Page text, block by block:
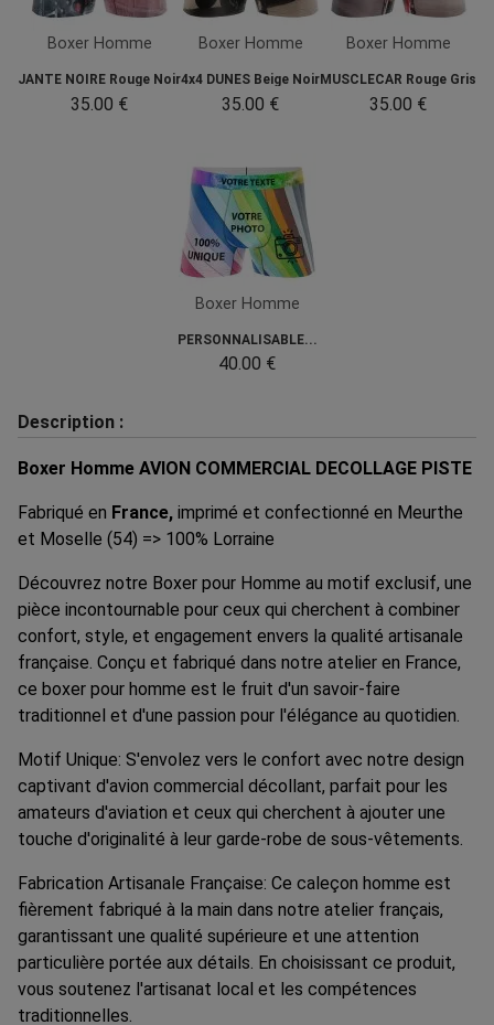
Boxer Homme
JANTE NOIRE Rouge Noir
35.00 €
Boxer Homme
4x4 DUNES Beige Noir
35.00 €
Boxer Homme
MUSCLECAR Rouge Gris
35.00 €
Boxer Homme
PERSONNALISABLE...
40.00 €
Description :
Boxer Homme AVION COMMERCIAL DECOLLAGE PISTE
Fabriqué en France, imprimé et confectionné en Meurthe
et Moselle (54) => 100% Lorraine
Découvrez notre Boxer pour Homme au motif exclusif, une
pièce incontournable pour ceux qui cherchent à combiner
confort, style, et engagement envers la qualité artisanale
française. Conçu et fabriqué dans notre atelier en France,
ce boxer pour homme est le fruit d'un savoir-faire
traditionnel et d'une passion pour l'élégance au quotidien.
Motif Unique: S'envolez vers le confort avec notre design
captivant d'avion commercial décollant, parfait pour les
amateurs d'aviation et ceux qui cherchent à ajouter une
touche d'originalité à leur garde-robe de sous-vêtements.
Fabrication Artisanale Française: Ce caleçon homme est
fièrement fabriqué à la main dans notre atelier français,
garantissant une qualité supérieure et une attention
particulière portée aux détails. En choisissant ce produit,
vous soutenez l'artisanat local et les compétences
traditionnelles.